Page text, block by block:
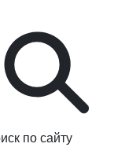
по сайту